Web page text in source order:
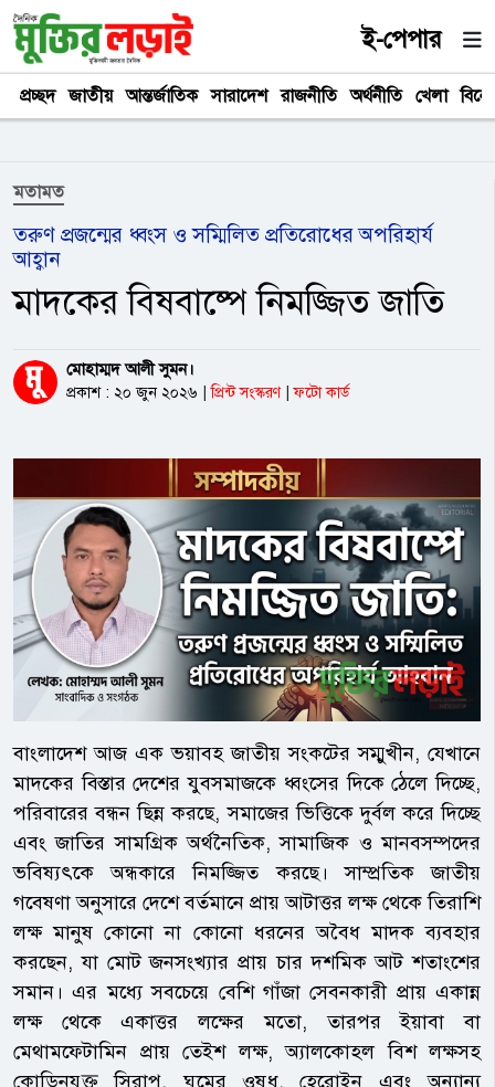
ই-পেপার
প্রচ্ছদ জাতীয় আন্তর্জাতিক সারাদেশ রাজনীতি অর্থনীতি খেলা
মতামত
তরুণ প্রজন্মের ধ্বংস ও সম্মিলিত প্রতিরোধের অপরিহার্য
আহ্বান
মাদকের বিষবাষ্পে নিমজ্জিত জাতি
মোহাম্মদ আলী সুমন।
প্রকাশ : ২০ জুন ২০২৬ প্রিন্ট সংস্করণ ফটো কার্ড
বাংলাদেশ আজ এক ভয়াবহ জাতীয় সংকটের সম্মুখীন, যেখানে
মাদকের বিস্তার দেশের যুবসমাজকে ধ্বংসের দিকে ঠেলে দিচ্ছে,
পরিবারের বন্ধন ছিন্ন করছে, সমাজের ভিত্তিকে দুর্বল করে দিচ্ছে
এবং জাতির সামগ্রিক অর্থনৈতিক, সামাজিক ও মানবসম্পদের
ভবিষ্যৎকে অন্ধকারে নিমজ্জিত করছে। সাম্প্রতিক জাতীয়
গবেষণা অনুসারে দেশে বর্তমানে প্রায় আটাত্তর লক্ষ থেকে তিরাশি
লক্ষ মানুষ কোনো না কোনো ধরনের অবৈধ মাদক ব্যবহার
করছেন, যা মোট জনসংখ্যার প্রায় চার দশমিক আট শতাংশের
সমান। এর মধ্যে সবচেয়ে বেশি গাঁজা সেবনকারী প্রায় একান্ন
লক্ষ থেকে একাত্তর লক্ষের মতো, তারপর ইয়াবা বা
মেথামফেটামিন প্রায় তেইশ লক্ষ, অ্যালকোহল বিশ লক্ষসহ
কোডিনযুক্ত সিরাপ, ঘুমের ওষুধ, হেরোইন এবং অন্যান্য